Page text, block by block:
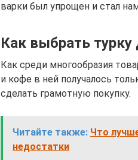
варки был упрощен и стал
Как выбрать
Как среди многообразия
и кофе в ней получалось
сделать грамотную покупку.
Читайте также: Что
недостатки